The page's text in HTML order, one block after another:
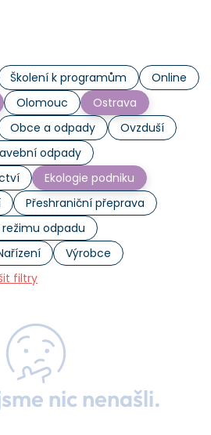
Školení k programům
Online
Olomouc
Ostrava
Obce a odpady
Ovzduší
odpady
Ekologie podniku
Přeshraniční přeprava
odpadu
Výrobce
filtry
nic nenašli.